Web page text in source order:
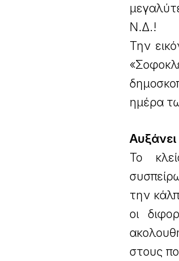
Ν.Δ.!
Την
ημέρα
Το
την
οι
στους